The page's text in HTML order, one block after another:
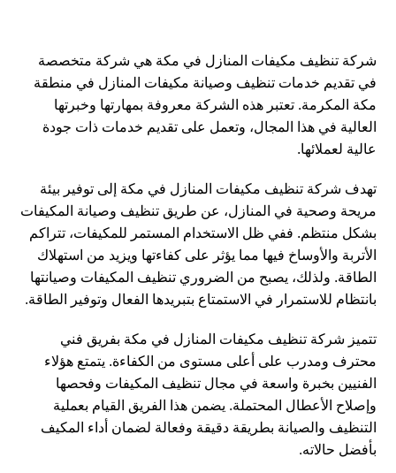
شركة تنظيف مكيفات المنازل في مكة هي شركة متخصصة
في تقديم خدمات تنظيف وصيانة مكيفات المنازل في منطقة
مكة المكرمة. تعتبر هذه الشركة معروفة بمهارتها وخبرتها
العالية في هذا المجال، وتعمل على تقديم خدمات ذات جودة
عالية لعملائها.
تهدف شركة تنظيف مكيفات المنازل في مكة إلى توفير بيئة
مريحة وصحية في المنازل، عن طريق تنظيف وصيانة المكيفات
بشكل منتظم. ففي ظل الاستخدام المستمر للمكيفات، تتراكم
الأتربة والأوساخ فيها مما يؤثر على كفاءتها ويزيد من استهلاك
الطاقة. ولذلك، يصبح من الضروري تنظيف المكيفات وصيانتها
بانتظام للاستمرار في الاستمتاع بتبريدها الفعال وتوفير الطاقة.
تتميز شركة تنظيف مكيفات المنازل في مكة بفريق فني
محترف ومدرب على أعلى مستوى من الكفاءة. يتمتع هؤلاء
الفنيين بخبرة واسعة في مجال تنظيف المكيفات وفحصها
وإصلاح الأعطال المحتملة. يضمن هذا الفريق القيام بعملية
التنظيف والصيانة بطريقة دقيقة وفعالة لضمان أداء المكيف
بأفضل حالاته.